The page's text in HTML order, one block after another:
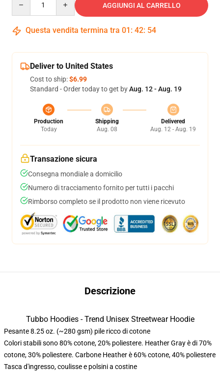
AGGIUNGI AL CARRELLO
Questa vendita termina tra 01 : 42: 53
Deliver to United States
Cost to ship:$6.99
Standard - Order today to get byAug. 12 - Aug. 19
Production
Today
Shipping
Aug. 08
Delivered
Aug. 12 - Aug. 19
Transazione sicura
Consegna mondiale a domicilio
Numero di tracciamento fornito per tutti i pacchi
Rimborso completo se il prodotto non viene ricevuto
Descrizione
Tubbo Hoodies - Trend Unisex Streetwear Hoodie
Pesante 8.25 oz. (~280 gsm) pile ricco di cotone
Colori stabili sono 80% cotone, 20% poliestere. Heather Gray è di 70%
cotone, 30% poliestere. Carbone Heather è 60% cotone, 40% poliestere
Tasca d'ingresso, coulisse e polsini a costine